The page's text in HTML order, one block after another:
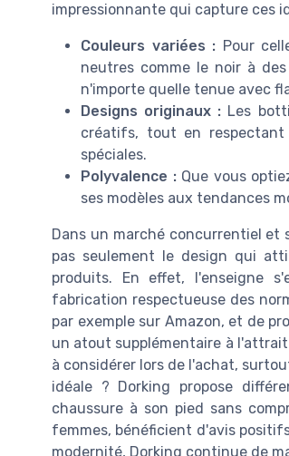
impressionnante qui capture ces
Couleurs variées : Pour
neutres comme le noir à
n'importe quelle tenue avec
Designs originaux : Les
créatifs, tout en
spéciales.
Polyvalence :Que vous
ses modèles aux tendances
Dans un marché concurrentiel et
pas seulement le design qui
produits. En effet, l'enseigne
fabrication respectueuse des
par exemple sur Amazon, et de
un atout supplémentaire à
à considérer lors de l'achat,
idéale ? Dorking propose
chaussure à son pied sans
femmes, bénéficient d'avis
modernité, Dorking continue de